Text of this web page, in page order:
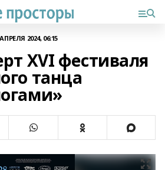
2024, 06:15
XVI фестиваля
танца